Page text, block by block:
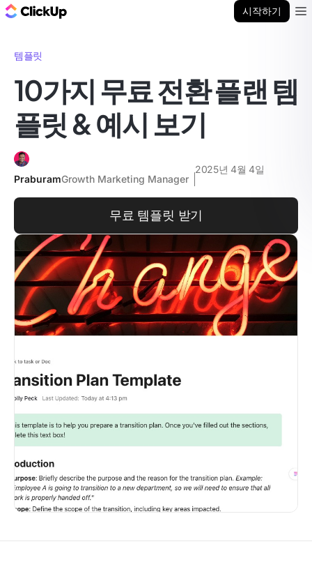
시작하기
템플릿
10가지 무료 전환 플랜 템
플릿 & 예시 보기
PraburamGrowth Marketing Manager
2025년 4월 4일
무료 템플릿 받기